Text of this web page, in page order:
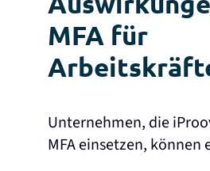
MFA für
Unternehmen, die
MFA einsetzen, können